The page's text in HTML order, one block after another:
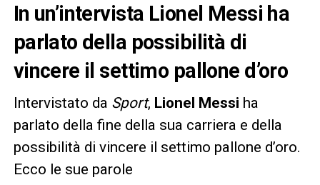
In un’intervista Lionel Messi ha
parlato della possibilità di
vincere il settimo pallone d’oro
Intervistato da Sport, Lionel Messi ha
parlato della fine della sua carriera e della
possibilità di vincere il settimo pallone d’oro.
Ecco le sue parole